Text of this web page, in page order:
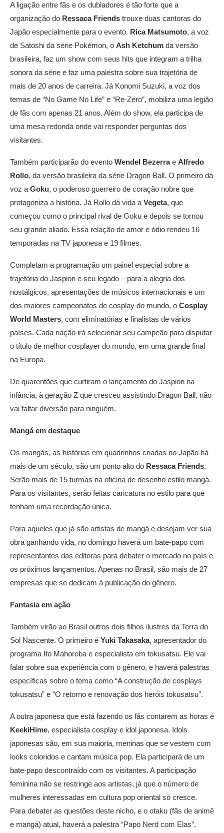
A ligação entre fãs e os dubladores é tão forte que a
organização do Ressaca Friends trouxe duas cantoras do
Japão especialmente para o evento. Rica Matsumoto, a voz
de Satoshi da série Pokémon, o Ash Ketchum da versão
brasileira, faz um show com seus hits que integram a trilha
sonora da série e faz uma palestra sobre sua trajetória de
mais de 20 anos de carreira. Já Konomi Suzuki, a voz dos
temas de “No Game No Life” e “Re-Zero”, mobiliza uma legião
de fãs com apenas 21 anos. Além do show, ela participa de
uma mesa redonda onde vai responder perguntas dos
visitantes.
Também participarão do evento Wendel Bezerrae Alfredo
Rollo, da versão brasileira da série Dragon Ball. O primeiro dá
voz a Goku, o poderoso guerreiro de coração nobre que
protagoniza a história. Já Rollo dá vida a Vegeta, que
começou como o principal rival de Goku e depois se tornou
seu grande aliado. Essa relação de amor e ódio rendeu 16
temporadas na TV japonesa e 19 filmes.
Completam a programação um painel especial sobre a
trajetória do Jaspion e seu legado – para a alegria dos
nostálgicos, apresentações de músicos internacionais e um
dos maiores campeonatos de cosplay do mundo, o Cosplay
World Masters, com eliminatórias e finalistas de vários
países. Cada nação irá selecionar seu campeão para disputar
o título de melhor cosplayer do mundo, em uma grande final
na Europa.
De quarentões que curtiram o lançamento do Jaspion na
infância, à geração Z que cresceu assistindo Dragon Ball, não
vai faltar diversão para ninguém.
Mangá em destaque
Os mangás, as histórias em quadrinhos criadas no Japão há
mais de um século, são um ponto alto do Ressaca Friends.
Serão mais de 15 turmas na oficina de desenho estilo mangá.
Para os visitantes, serão feitas caricatura no estilo para que
tenham uma recordação única.
Para aqueles que já são artistas de mangá e desejam ver sua
obra ganhando vida, no domingo haverá um bate-papo com
representantes das editoras para debater o mercado no país e
os próximos lançamentos. Apenas no Brasil, são mais de 27
empresas que se dedicam à publicação do gênero.
Fantasia em ação
Também virão ao Brasil outros dois filhos ilustres da Terra do
Sol Nascente. O primeiro é Yuki Takasaka, apresentador do
programa Ito Mahoroba e especialista em tokusatsu. Ele vai
falar sobre sua experiência com o gênero, e haverá palestras
específicas sobre o tema como “A construção de cosplays
tokusatsu” e “O retorno e renovação dos heróis tokusatsu”.
A outra japonesa que está fazendo os fãs contarem as horas é
KeekiHime, especialista cosplay e idol japonesa. Idols
japonesas são, em sua maioria, meninas que se vestem com
looks coloridos e cantam música pop. Ela participará de um
bate-papo descontraído com os visitantes. A participação
feminina não se restringe aos artistas, já que o número de
mulheres interessadas em cultura pop oriental só cresce.
Para debater as questões deste nicho, e o otaku (fãs de animê
e mangá) atual, haverá a palestra “Papo Nerd com Elas”.